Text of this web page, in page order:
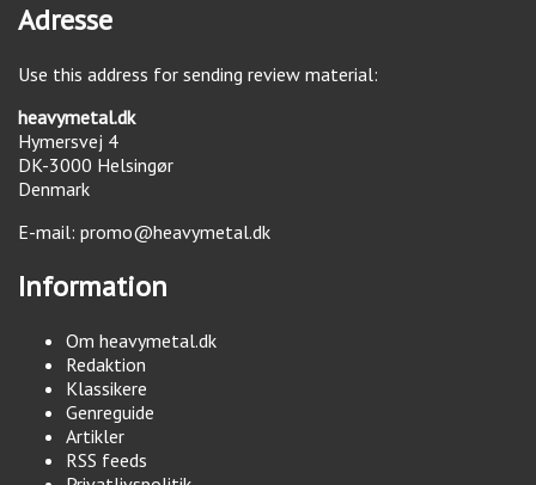
Adresse
Use this address for sending review material:
heavymetal.dk
Hymersvej 4
DK-3000 Helsingør
Denmark
E-mail: promo@heavymetal.dk
Information
Om heavymetal.dk
Redaktion
Klassikere
Genreguide
Artikler
RSS feeds